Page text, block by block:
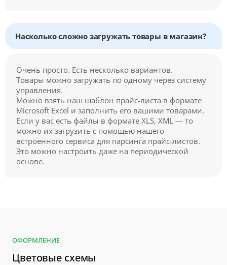
Насколько сложно загружать товары в магазин?
Очень просто. Есть несколько вариантов.
Товары можно загружать по одному через систему
управления.
Можно взять наш шаблон прайс-листа в формате
Microsoft Excel и заполнить его вашими товарами.
Если у вас есть файлы в формате XLS, XML — то
можно их загрузить с помощью нашего
встроенного сервиса для парсинга прайс-листов.
Это можно настроить даже на периодической
основе.
ОФОРМЛЕНИЕ
Цветовые схемы